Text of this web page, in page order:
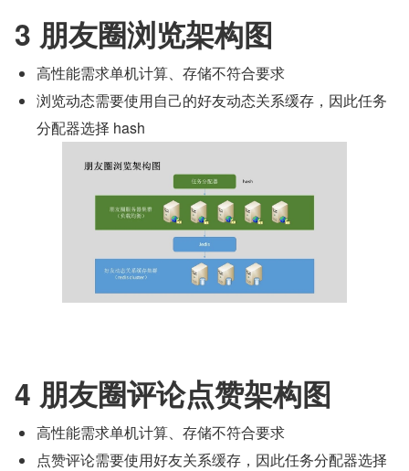
3 朋友圈浏览架构图
高性能需求单机计算、存储不符合要求
浏览动态需要使用自己的好友动态关系缓存，因此任务
分配器选择 hash
4 朋友圈评论点赞架构图
高性能需求单机计算、存储不符合要求
点赞评论需要使用好友关系缓存，因此任务分配器选择